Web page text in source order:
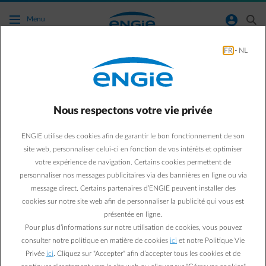
Accéder au contenu principal
Menu normal-account-circle search
J'ai installé mes panneaux avant 2021, ai-je
droit à une prime ?
solaires qui ont installé ceux-ci avant 2021
, afin de
financièrement la disparition du principe de compteur qui tourne à
l'envers et afin de garantir un rendement de 5% pour votre
installation. Le montant de la prime dépend de l’année d’installation
de vos panneaux solaires et de votre compteur digital, ainsi que de
la puissance de votre installation (en kWp).
- Si vous avezdéjà un compteur digitalet que vospanneaux
solaires ont moins de 15 ans
, vous pouvez demander la prime et ce,
FR - NL
Nous respectons votre vie privée
ENGIE utilise des cookies afin de garantir le bon fonctionnement de son
site web, personnaliser celui-ci en fonction de vos intérêts et optimiser
votre expérience de navigation. Certains cookies permettent de
personnaliser nos messages publicitaires via des bannières en ligne ou via
message direct. Certains partenaires d’ENGIE peuvent installer des
cookies sur notre site web afin de personnaliser la publicité qui vous est
présentée en ligne.
Pour plus d’informations sur notre utilisation de cookies, vous pouvez
consulter notre politique en matière de cookies ici et notre Politique Vie
Privée ici . Cliquez sur "Accepter" afin d’accepter tous les cookies et de